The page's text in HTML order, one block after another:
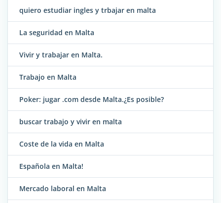
quiero estudiar ingles y trbajar en malta
La seguridad en Malta
Vivir y trabajar en Malta.
Trabajo en Malta
Poker: jugar .com desde Malta.¿Es posible?
buscar trabajo y vivir en malta
Coste de la vida en Malta
Española en Malta!
Mercado laboral en Malta